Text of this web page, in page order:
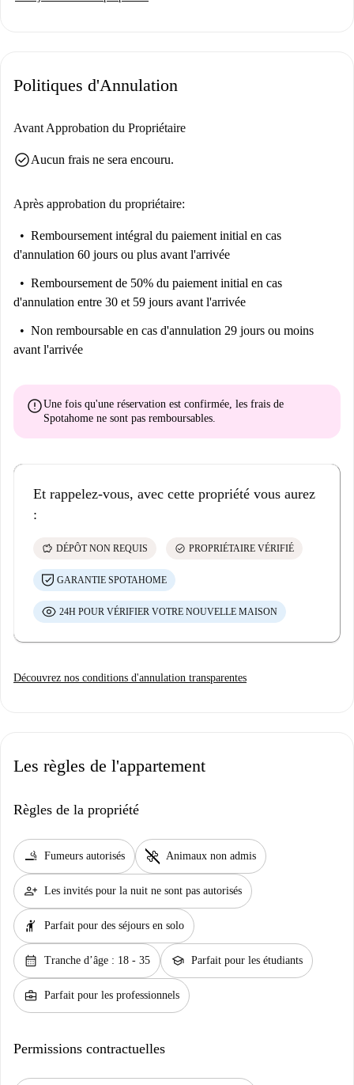
Politiques d'Annulation
Avant Approbation du Propriétaire
check_circleAucun frais ne sera encouru.
Après approbation du propriétaire:
Remboursement intégral du paiement initial en cas
d'annulation 60 jours ou plus avant l'arrivée
Remboursement de 50% du paiement initial en cas
d'annulation entre 30 et 59 jours avant l'arrivée
Non remboursable en cas d'annulation 29 jours ou moins
avant l'arrivée
errorUne fois qu'une réservation est confirmée, les frais de
Spotahome ne sont pas remboursables
Et rappelez-vous, avec cette propriété vous aurez
:
savings DÉPÔT NON REQUIS check_circle PROPRIÉTAIRE VÉRIFIÉ
GARANTIE SPOTAHOME
24H POUR VÉRIFIER VOTRE NOUVELLE MAISON
Découvrez nos conditions d'annulation transparentes
Les règles de l'appartement
Règles de la propriété
smoking_rooms Fumeurs autorisés pet_supplies Animaux non admis
person_add Les invités pour la nuit ne sont pas autorisés
hail Parfait pour des séjours en solo
calendar_month Tranche d’âge : 18 - 35 school Parfait pour les étudiants
business_center Parfait pour les professionnels
Permissions contractuelles